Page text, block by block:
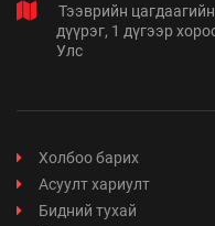
Тээврийн
дүүрэг, 1 дүгээр
Улс
Холбоо барих
Асуулт хариулт
Бидний тухай